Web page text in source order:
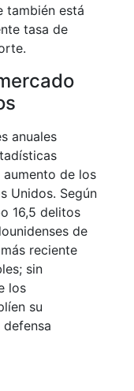
también está
tasa de
anuales
de los
Unidos. Según
16,5 delitos
de
reciente
sin
los
su